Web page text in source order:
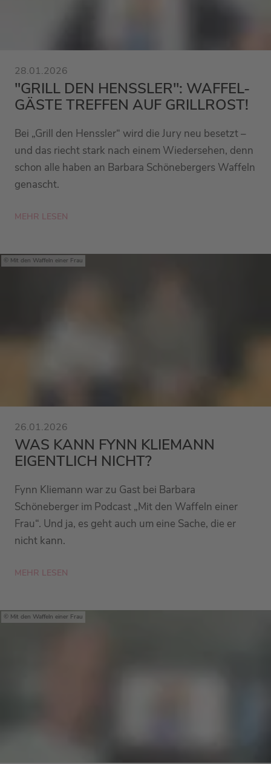
28.01.2026
"GRILL DEN HENSSLER": WAFFEL-
GÄSTE TREFFEN AUF GRILLROST!
Bei „Grill den Henssler“ wird die Jury neu besetzt –
und das riecht stark nach einem Wiedersehen, denn
schon alle haben an Barbara Schönebergers Waffeln
genascht.
MEHR LESEN
Mit den Waffeln einer Frau
26.01.2026
WAS KANN FYNN KLIEMANN
EIGENTLICH NICHT?
Fynn Kliemann war zu Gast bei Barbara
Schöneberger im Podcast „Mit den Waffeln einer
Frau“. Und ja, es geht auch um eine Sache, die er
nicht kann.
MEHR LESEN
Mit den Waffeln einer Frau